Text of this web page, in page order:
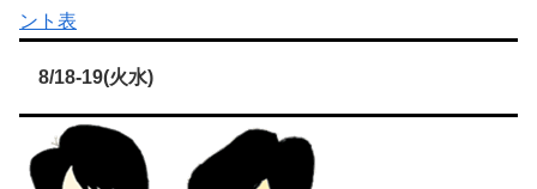
ント表
8/18-19(火水)